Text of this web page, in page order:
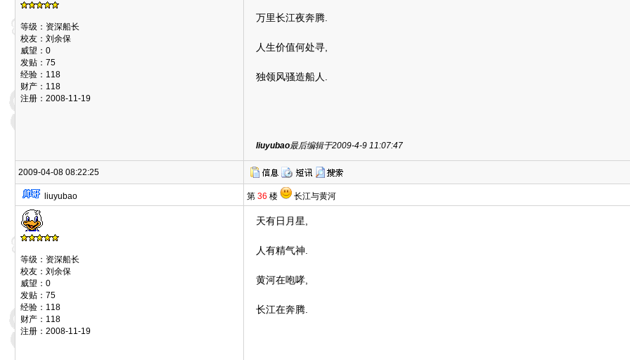
等级：资深船长
校友：刘余保
威望：0
发贴：75
经验：118
财产：118
注册：2008-11-19
万里长江夜奔腾.
人生价值何处寻,
独领风骚造船人.
liuyubao最后编辑于2009-4-9 11:07:47
2009-04-08 08:22:25
liuyubao 第 36 楼 长江与黄河
等级：资深船长
校友：刘余保
威望：0
发贴：75
经验：118
财产：118
注册：2008-11-19
天有日月星,
人有精气神.
黄河在咆哮,
长江在奔腾.